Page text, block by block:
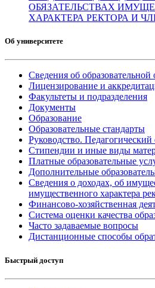
ОБЯЗАТЕЛЬСТВАХ
ХАРАКТЕРА РЕКТОРА И
Об университете
Сведения об образовательной
Лицензирование и
Факультеты и подразделения
Документы
Образование
Образовательные стандарты
Руководство. Педагогический
Стипендии и иные виды
Платные образовательные
Дополнительные
Сведения о доходах, об
имущественного характера
Финансово-хозяйственная
Система оценки качества
Часто задаваемые вопросы
Дистанционные способы
Быстрый доступ